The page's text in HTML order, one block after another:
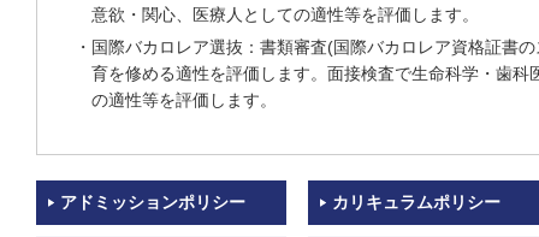
意欲・関心、医療人としての適性等を評価します。
・国際バカロレア選抜：書類審査(国際バカロレア資格証書
育を修める適性を評価します。面接検査で生命科学・歯科
の適性等を評価します。
アドミッションポリシー カリキュラムポリシー